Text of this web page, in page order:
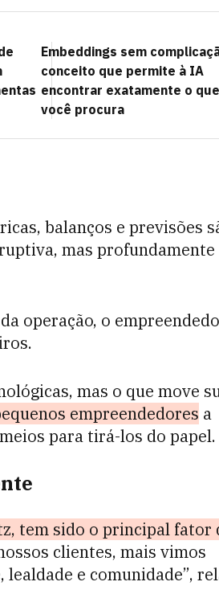
Embeddings sem
conceito que permite à IA
encontrar exatamente o que
você procura
balanços e previsões
mas profundamente
operação, o
mas o que move
empreendedores a
para tirá-los do papel.
tem sido o principal fator
clientes, mais vimos
e comunidade”,